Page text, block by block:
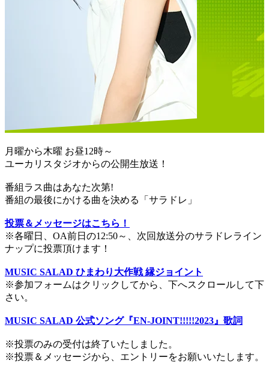
月曜から木曜 お昼12時～
ユーカリスタジオからの公開生放送！
番組ラス曲はあなた次第!
番組の最後にかける曲を決める「サラドレ」
投票＆メッセージはこちら！
※各曜日、OA前日の12:50～、次回放送分のサラドレライン
ナップに投票頂けます！
MUSIC SALAD ひまわり大作戦 縁ジョイント
※参加フォームはクリックしてから、下へスクロールして下
さい。
MUSIC SALAD 公式ソング『EN-JOINT!!!!!2023』歌詞
※投票のみの受付は終了いたしました。
※投票＆メッセージから、エントリーをお願いいたします。